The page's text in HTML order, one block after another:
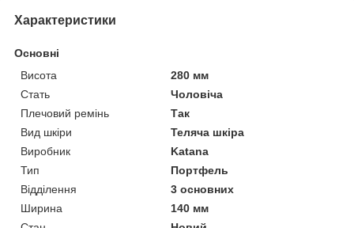
Характеристики
Основні
Висота
280 мм
Стать
Чоловіча
Плечовий ремінь
Так
Вид шкіри
Теляча шкіра
Виробник
Katana
Тип
Портфель
Відділення
3 основних
Ширина
140 мм